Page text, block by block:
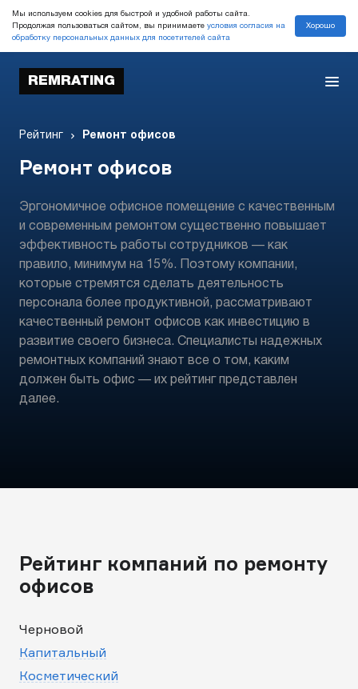
Мы используем cookies для быстрой и удобной работы сайта.
Продолжая пользоваться сайтом, вы принимаете условия согласия на
обработку персональных данных для посетителей сайта
Хорошо
REMRATING
Рейтинг Ремонт офисов
Ремонт офисов
Эргономичное офисное помещение с качественным
и современным ремонтом существенно повышает
эффективность работы сотрудников — как
правило, минимум на 15%. Поэтому компании,
которые стремятся сделать деятельность
персонала более продуктивной, рассматривают
качественный ремонт офисов как инвестицию в
развитие своего бизнеса. Специалисты надежных
ремонтных компаний знают все о том, каким
должен быть офис — их рейтинг представлен
далее.
Рейтинг компаний по ремонту
офисов
Черновой
Капитальный
Косметический